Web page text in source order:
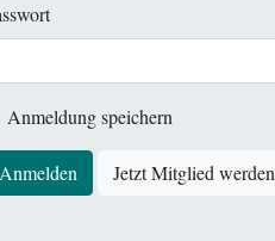
Anmeldung speichern
Anmelden Jetzt Mitglied werden